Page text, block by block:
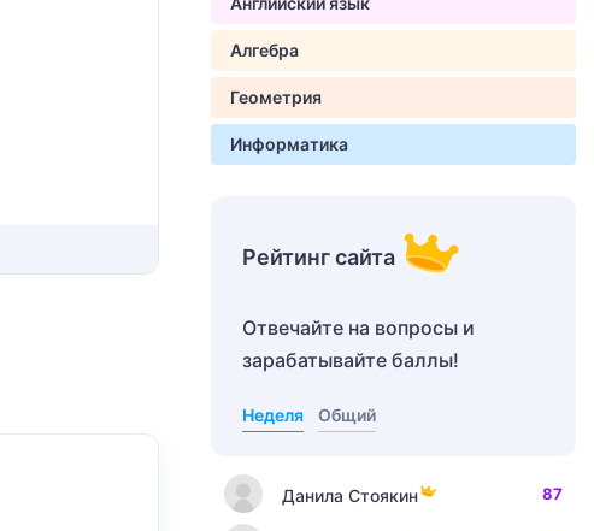
Алгебра
Геометрия
Информатика
Рейтинг сайта
Отвечайте на вопросы и
зарабатывайте баллы!
Неделя Общий
Данила Стоякин 87